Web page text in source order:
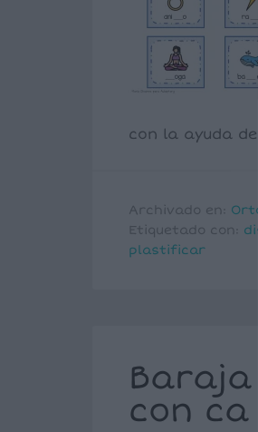
con la ayuda
Archivado en:
Etiquetado con:
plastificar
con ca